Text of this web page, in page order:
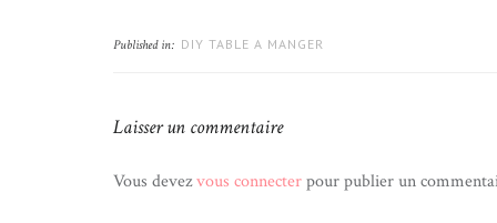
Published in: DIY TABLE A MANGER
Laisser un commentaire
Vous devezvous connecterpour publier un